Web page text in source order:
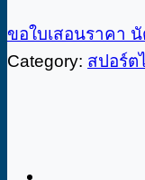
ขอใบเสอนราคา
Category: สปอร์ต